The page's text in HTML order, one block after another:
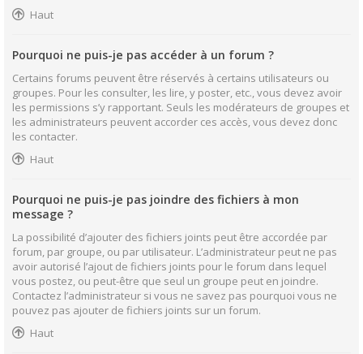
Haut
Pourquoi ne puis-je pas accéder à un forum ?
Certains forums peuvent être réservés à certains utilisateurs ou
groupes. Pour les consulter, les lire, y poster, etc., vous devez avoir
les permissions s’y rapportant. Seuls les modérateurs de groupes et
les administrateurs peuvent accorder ces accès, vous devez donc
les contacter.
Haut
Pourquoi ne puis-je pas joindre des fichiers à mon
message ?
La possibilité d’ajouter des fichiers joints peut être accordée par
forum, par groupe, ou par utilisateur. L’administrateur peut ne pas
avoir autorisé l’ajout de fichiers joints pour le forum dans lequel
vous postez, ou peut-être que seul un groupe peut en joindre.
Contactez l’administrateur si vous ne savez pas pourquoi vous ne
pouvez pas ajouter de fichiers joints sur un forum.
Haut